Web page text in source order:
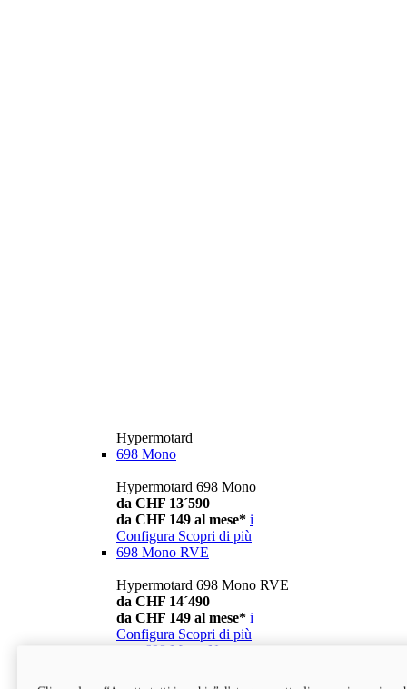
Hypermotard
698 Mono
Hypermotard 698 Mono
da CHF 13´590
da CHF 149 al mese* i
Configura Scopri di più
698 Mono RVE
Hypermotard 698 Mono RVE
da CHF 14´490
da CHF 149 al mese* i
Configura Scopri di più
698 Mono Nera
Hypermotard 698 Mono Nera